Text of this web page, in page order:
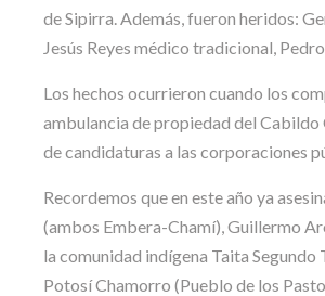
de Sipirra. Además, fueron heridos:
Jesús Reyes médico tradicional,
Los hechos ocurrieron cuando los
ambulancia de propiedad del
de candidaturas a las corporaciones
Recordemos que en este año ya
(ambos Embera-Chamí), Guillermo
la comunidad indígena Taita
Potosí Chamorro (Pueblo de los